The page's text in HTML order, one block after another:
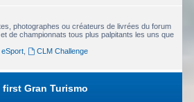
photographes ou créateurs de livrées du forum
de championnats tous plus palpitants les uns que
eSport,
CLM Challenge
first Gran Turismo